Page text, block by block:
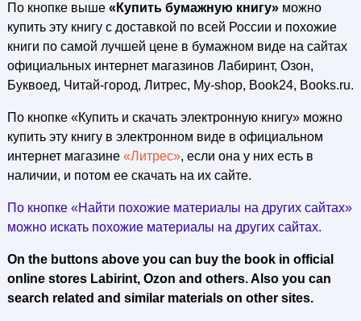
По кнопке выше «Купить бумажную книгу»можно
купить эту книгу с доставкой по всей России и похожие
книги по самой лучшей цене в бумажном виде на сайтах
официальных интернет магазинов Лабиринт, Озон,
Буквоед, Читай-город, Литрес, My-shop, Book24, Books.ru.
По кнопке «Купить и скачать электронную книгу» можно
купить эту книгу в электронном виде в официальном
интернет магазине «Литрес», если она у них есть в
наличии, и потом ее скачать на их сайте.
По кнопке «Найти похожие материалы на других сайтах»
можно искать похожие материалы на других сайтах.
On the buttons above you can buy the book in official
online stores Labirint, Ozon and others. Also you can
search related and similar materials on other sites.